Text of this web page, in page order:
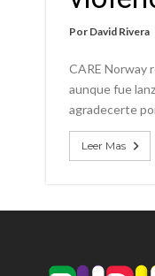
Por David Rivera
CARE Norway
aunque fue
agradecerte
Leer Mas